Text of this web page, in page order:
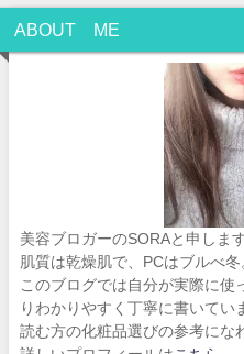
ABOUT ME
美容ブロガーのSORAと申します
肌質は乾燥肌で、PCはブルべ冬
このブログでは自分が実際に使
りわかりやすく丁寧に書いてい
読む方の化粧品選びの参考にな